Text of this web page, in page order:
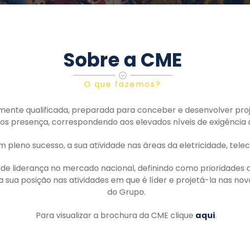
Sobre a CME
O que fazemos?
qualificada, preparada para conceber e desenvolver
presença, correspondendo aos elevados níveis de exigência
pleno sucesso, a sua atividade nas áreas da eletricidade,
liderança no mercado nacional, definindo como prioridades
posição nas atividades em que é líder e projetá-la nas
do Grupo.
Para visualizar a brochura da CME clique aqui.